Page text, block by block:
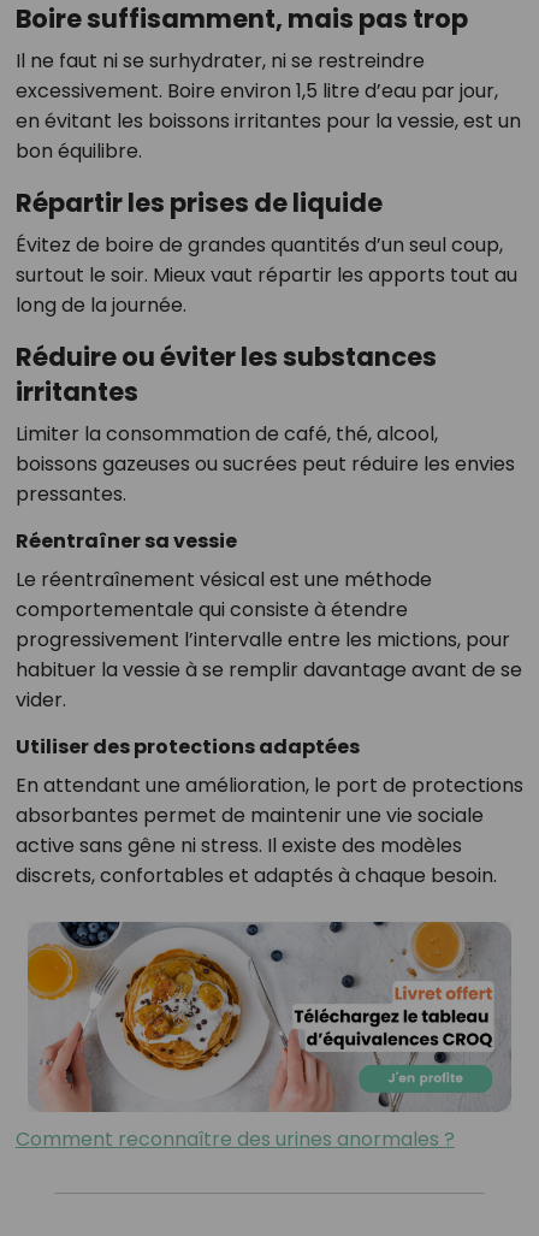
Boire suffisamment, mais pas trop
Il ne faut ni se surhydrater, ni se restreindre
excessivement. Boire environ 1,5 litre d’eau par jour,
en évitant les boissons irritantes pour la vessie, est un
bon équilibre.
Répartir les prises de liquide
Évitez de boire de grandes quantités d’un seul coup,
surtout le soir. Mieux vaut répartir les apports tout au
long de la journée.
Réduire ou éviter les substances
irritantes
Limiter la consommation de café, thé, alcool,
boissons gazeuses ou sucrées peut réduire les envies
pressantes.
Réentraîner sa vessie
Le réentraînement vésical est une méthode
comportementale qui consiste à étendre
progressivement l’intervalle entre les mictions, pour
habituer la vessie à se remplir davantage avant de se
vider.
Utiliser des protections adaptées
En attendant une amélioration, le port de protections
absorbantes permet de maintenir une vie sociale
active sans gêne ni stress. Il existe des modèles
discrets, confortables et adaptés à chaque besoin.
Comment reconnaître des urines anormales ?